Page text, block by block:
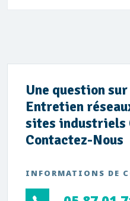
Une question
Entretien
sites industriels
Contactez-Nous
INFORMATIONS DE